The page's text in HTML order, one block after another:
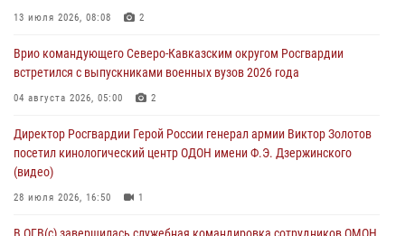
В Курске росгвардейцы провели занятие по основам
07 августа 2026, 11:33
Рэпер ST посетил раненых росгвардейцев в Главном военном
07 августа 2026, 11:18
13 июля 2026, 08:08 2
Врио командующего Северо-Кавказским округом Росгвардии
встретился с выпускниками военных вузов 2026 года
04 августа 2026, 05:00 2
Директор Росгвардии Герой России генерал армии Виктор Золотов
посетил кинологический центр ОДОН имени Ф.Э. Дзержинского
(видео)
28 июля 2026, 16:50 1
В ОГВ(с) завершилась служебная командировка сотрудников ОМОН